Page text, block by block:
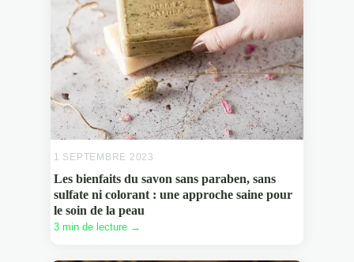
1 SEPTEMBRE 2023
Les bienfaits du savon sans paraben, sans
sulfate ni colorant : une approche saine pour
le soin de la peau
3 min de lecture →